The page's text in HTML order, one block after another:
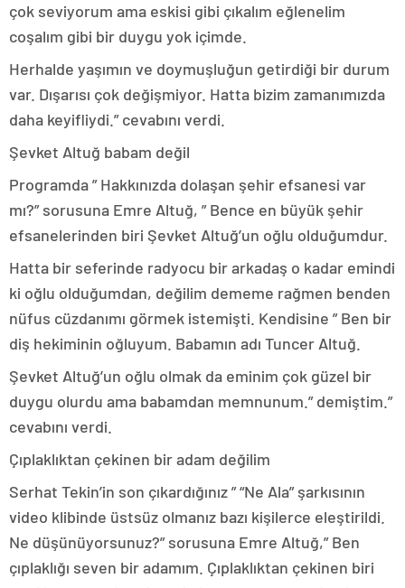
çok seviyorum ama eskisi gibi çıkalım eğlenelim
coşalım gibi bir duygu yok içimde.
Herhalde yaşımın ve doymuşluğun getirdiği bir durum
var. Dışarısı çok değişmiyor. Hatta bizim zamanımızda
daha keyifliydi.” cevabını verdi.
Şevket Altuğ babam değil
Programda ” Hakkınızda dolaşan şehir efsanesi var
mı?” sorusuna Emre Altuğ, ” Bence en büyük şehir
efsanelerinden biri Şevket Altuğ’un oğlu olduğumdur.
Hatta bir seferinde radyocu bir arkadaş o kadar emindi
ki oğlu olduğumdan, değilim dememe rağmen benden
nüfus cüzdanımı görmek istemişti. Kendisine ” Ben bir
diş hekiminin oğluyum. Babamın adı Tuncer Altuğ.
Şevket Altuğ’un oğlu olmak da eminim çok güzel bir
duygu olurdu ama babamdan memnunum.” demiştim.”
cevabını verdi.
Çıplaklıktan çekinen bir adam değilim
Serhat Tekin’in son çıkardığınız ” “Ne Ala” şarkısının
video klibinde üstsüz olmanız bazı kişilerce eleştirildi.
Ne düşünüyorsunuz?” sorusuna Emre Altuğ,” Ben
çıplaklığı seven bir adamım. Çıplaklıktan çekinen biri